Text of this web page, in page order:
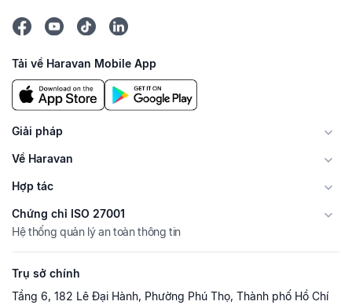
Tải về Haravan Mobile App
Giải pháp
Về Haravan
Hợp tác
Chứng chỉ ISO 27001
Hệ thống quản lý an toàn thông tin
Trụ sở chính
Tầng 6, 182 Lê Đại Hành, Phường Phú Thọ, Thành phố Hồ Chí